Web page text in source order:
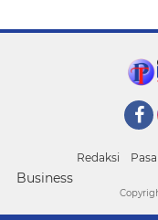
Redaksi
Business